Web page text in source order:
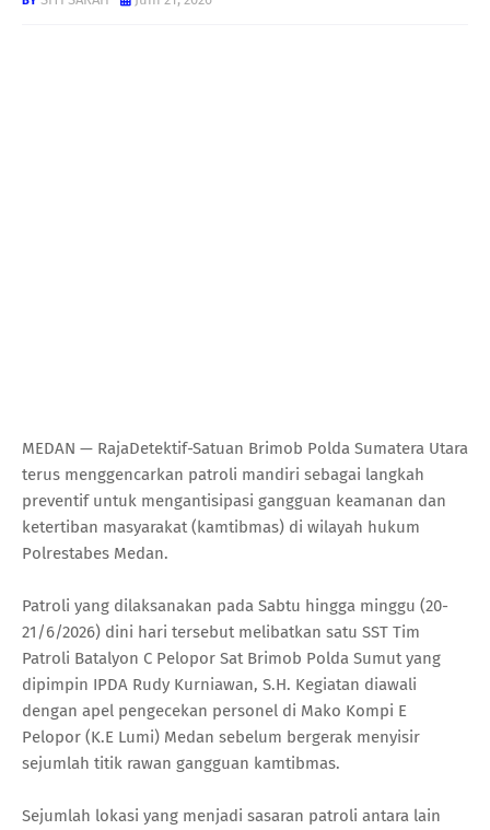
MEDAN — RajaDetektif-Satuan Brimob Polda Sumatera Utara
terus menggencarkan patroli mandiri sebagai langkah
preventif untuk mengantisipasi gangguan keamanan dan
ketertiban masyarakat (kamtibmas) di wilayah hukum
Polrestabes Medan.
Patroli yang dilaksanakan pada Sabtu hingga minggu (20-
21/6/2026) dini hari tersebut melibatkan satu SST Tim
Patroli Batalyon C Pelopor Sat Brimob Polda Sumut yang
dipimpin IPDA Rudy Kurniawan, S.H. Kegiatan diawali
dengan apel pengecekan personel di Mako Kompi E
Pelopor (K.E Lumi) Medan sebelum bergerak menyisir
sejumlah titik rawan gangguan kamtibmas.
Sejumlah lokasi yang menjadi sasaran patroli antara lain